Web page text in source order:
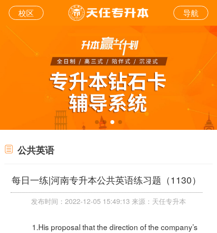
校区 导航
公共英语
每日一练|河南专升本公共英语练习题（1130）
发布时间：2022-12-05 15:49:13 来源：天任专升本
1.His proposal that the direction of the company’s